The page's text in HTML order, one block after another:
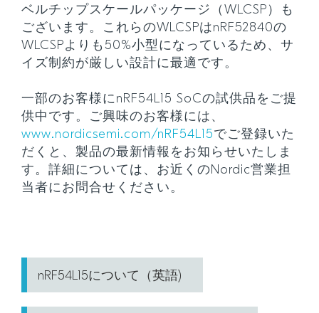
ベルチップスケールパッケージ（WLCSP）も
ございます。これらのWLCSPはnRF52840の
WLCSPよりも50%小型になっているため、サ
イズ制約が厳しい設計に最適です。
一部のお客様にnRF54L15 SoCの試供品をご提
供中です。ご興味のお客様には、
www.nordicsemi.com/nRF54L15でご登録いた
だくと、製品の最新情報をお知らせいたしま
す。詳細については、お近くのNordic営業担
当者にお問合せください。
nRF54L15について（英語)